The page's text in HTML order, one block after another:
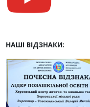
НАШІ ВІДЗНАКИ: